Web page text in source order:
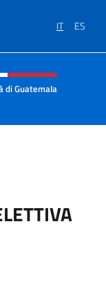
IT ES
e menù
di Guatemala